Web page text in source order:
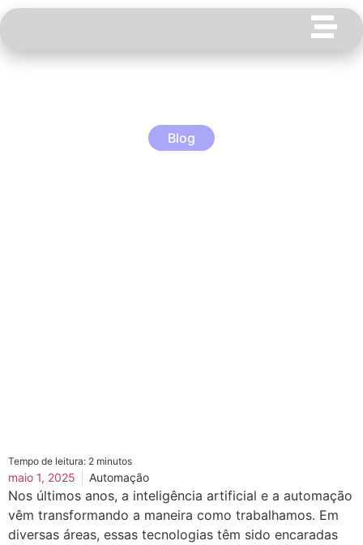
Blog
Tempo de leitura: 2 minutos
maio 1, 2025 Automação
Nos últimos anos, a inteligência artificial e a automação
vêm transformando a maneira como trabalhamos. Em
diversas áreas, essas tecnologias têm sido encaradas